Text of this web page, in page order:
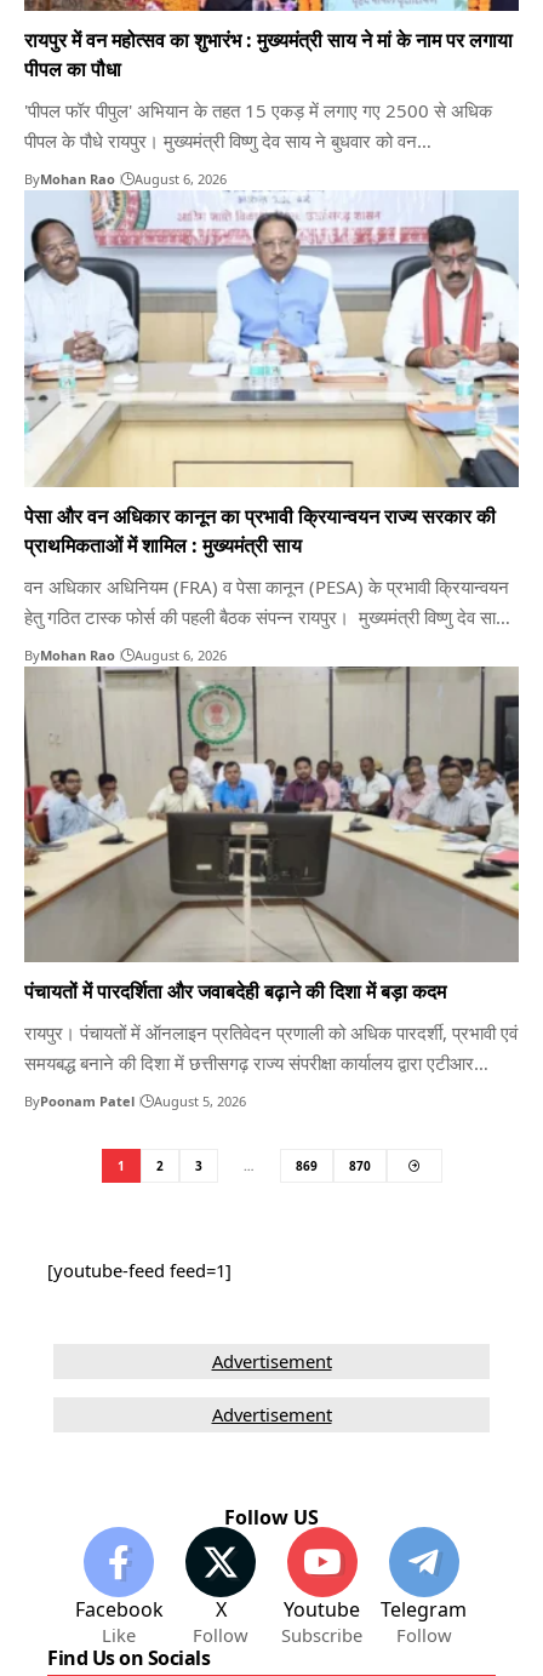
रायपुर में वन महोत्सव का शुभारंभ : मुख्यमंत्री साय ने मां के नाम पर लगाया
पीपल का पौधा
'पीपल फॉर पीपुल' अभियान के तहत 15 एकड़ में लगाए गए 2500 से अधिक
पीपल के पौधे रायपुर। मुख्यमंत्री विष्णु देव साय ने बुधवार को वन
महोत्सव-2026 का शुभारंभ करते हुए नया रायपुर में आयोजित वृहद वृक्षारोपण
कार्यक्रम में अपनी माँ के नाम पर पीपल का पौधा लगाकर प्रदेशव्यापी 'पीपल…
ByMohan Rao August 6, 2026
पेसा और वन अधिकार कानून का प्रभावी क्रियान्वयन राज्य सरकार की
प्राथमिकताओं में शामिल : मुख्यमंत्री साय
वन अधिकार अधिनियम (FRA) व पेसा कानून (PESA) के प्रभावी क्रियान्वयन
हेतु गठित टास्क फोर्स की पहली बैठक संपन्न रायपुर। मुख्यमंत्री विष्णु देव साय
की अध्यक्षता में बुधवार को महानदी मंत्रालय भवन में वन अधिकार अधिनियम
(Forest Rights Act-FRA) एवं पंचायत (अनुसूचित क्षेत्रों पर विस्तार)
अधिनियम (PESA) के प्रभावी क्रियान्वयन…
ByMohan Rao August 6, 2026
पंचायतों में पारदर्शिता और जवाबदेही बढ़ाने की दिशा में बड़ा कदम
रायपुर। पंचायतों में ऑनलाइन प्रतिवेदन प्रणाली को अधिक पारदर्शी, प्रभावी एवं
समयबद्ध बनाने की दिशा में छत्तीसगढ़ राज्य संपरीक्षा कार्यालय द्वारा एटीआर
(एक्शन टेकन रिपोर्ट) मॉड्यूल का राज्य स्तरीय प्रशिक्षण कार्यक्रम आयोजित
को एटीआर मॉड्यूल के संचालन, ऑनलाइन…
ByPoonam Patel August 5, 2026
1 2 3 … 869 870
[youtube-feed feed=1]
Advertisement
Advertisement
Follow US
Facebook
Like
X
Follow
Youtube
Subscribe
Telegram
Follow
Find Us on Socials